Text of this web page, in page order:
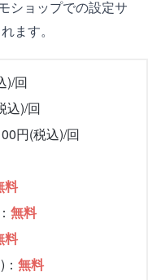
ショップでの設定サ
ます。
)/回
込)/回
円(税込)/回
料
無料
料
無料